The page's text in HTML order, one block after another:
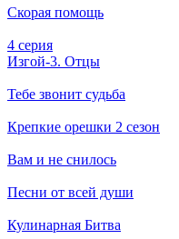
Скорая помощь
4 серия
Изгой-3. Отцы
Тебе звонит судьба
Крепкие орешки 2 сезон
Вам и не снилось
Песни от всей души
Кулинарная Битва